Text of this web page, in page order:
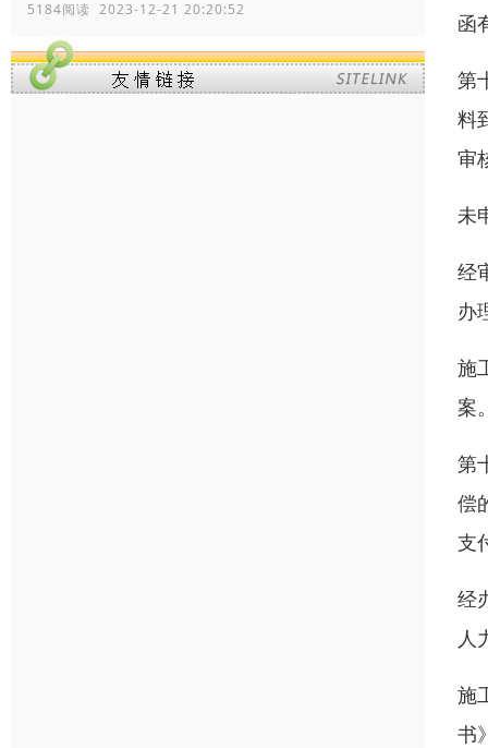
5184阅读 2023-12-21 20:20:52
函
第
料
审
未
经
办
施
案
第
偿
支
经
人
施
书